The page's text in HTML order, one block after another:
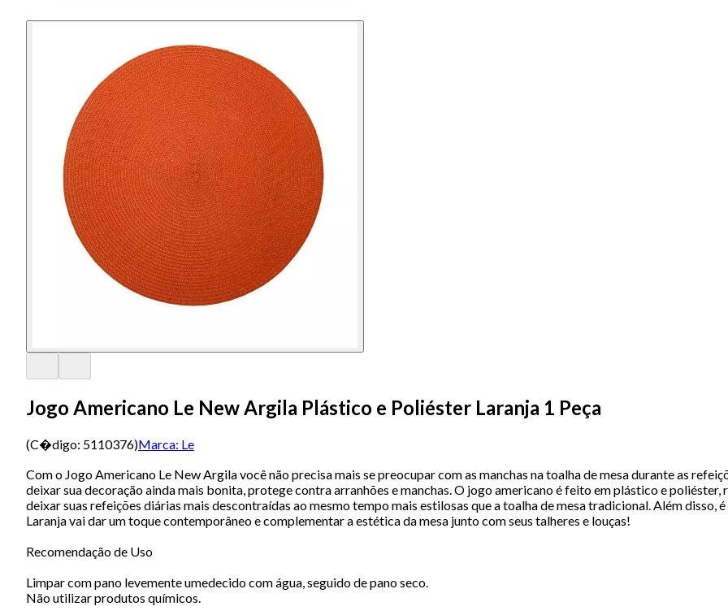
Jogo Americano Le New Argila Plástico e Poliéster Laranja 1 Peça
(C�digo: 5110376)Marca: Le
Com o Jogo Americano Le New Argila você não precisa mais se preocupar com as manchas na toalha de mesa durante as
deixar sua decoração ainda mais bonita, protege contra arranhões e manchas. O jogo americano é feito em plástico e
deixar suas refeições diárias mais descontraídas ao mesmo tempo mais estilosas que a toalha de mesa tradicional. Além disso,
Laranja vai dar um toque contemporâneo e complementar a estética da mesa junto com seus talheres e louças!
Recomendação de Uso
Limpar com pano levemente umedecido com água, seguido de pano seco.
Não utilizar produtos químicos.